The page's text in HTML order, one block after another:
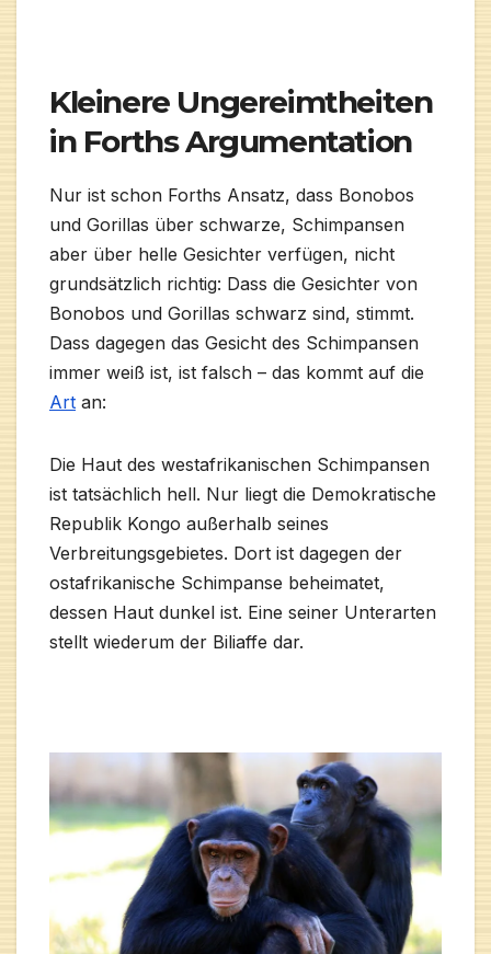
Kleinere Ungereimtheiten
in Forths Argumentation
Nur ist schon Forths Ansatz, dass Bonobos
und Gorillas über schwarze, Schimpansen
aber über helle Gesichter verfügen, nicht
grundsätzlich richtig: Dass die Gesichter von
Bonobos und Gorillas schwarz sind, stimmt.
Dass dagegen das Gesicht des Schimpansen
immer weiß ist, ist falsch – das kommt auf die
Art an:
Die Haut des westafrikanischen Schimpansen
ist tatsächlich hell. Nur liegt die Demokratische
Republik Kongo außerhalb seines
Verbreitungsgebietes. Dort ist dagegen der
ostafrikanische Schimpanse beheimatet,
dessen Haut dunkel ist. Eine seiner Unterarten
stellt wiederum der Biliaffe dar.